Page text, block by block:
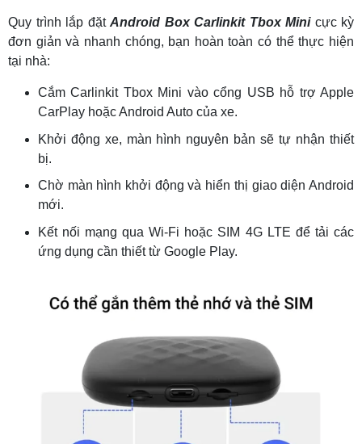
Quy trình lắp đặt Android Box Carlinkit Tbox Mini cực kỳ
đơn giản và nhanh chóng, bạn hoàn toàn có thể thực hiện
tại nhà:
Cắm Carlinkit Tbox Mini vào cổng USB hỗ trợ Apple
CarPlay hoặc Android Auto của xe.
Khởi động xe, màn hình nguyên bản sẽ tự nhận thiết
bị.
Chờ màn hình khởi động và hiển thị giao diện Android
mới.
Kết nối mạng qua Wi-Fi hoặc SIM 4G LTE để tải các
ứng dụng cần thiết từ Google Play.